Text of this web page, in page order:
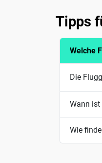
Tipps
Welche
Die
Wann ist
Wie